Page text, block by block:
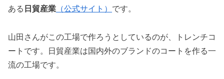
ある 日貿産業 （公式サイト） です。
山田さんがこの工場で作ろうとしているのが、トレンチコ
ートです。日貿産業は国内外のブランドのコートを作る一
流の工場です。